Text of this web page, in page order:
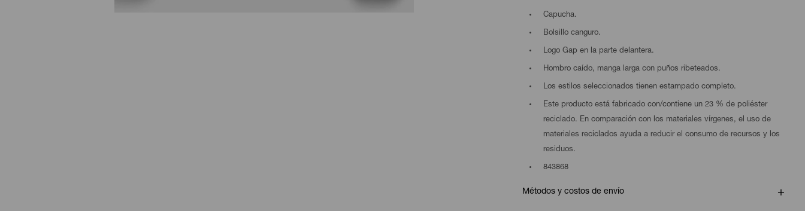
Capucha.
Bolsillo canguro.
Logo Gap en la parte delantera.
Hombro caído, manga larga con puños ribeteados.
Los estilos seleccionados tienen estampado completo.
Este producto está fabricado con/contiene un 23 % de poliéster
reciclado. En comparación con los materiales vírgenes, el uso de
materiales reciclados ayuda a reducir el consumo de recursos y los
residuos.
843868
Métodos y costos de envío